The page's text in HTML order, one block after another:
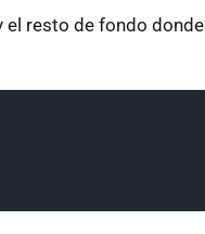
el resto de fondo donde